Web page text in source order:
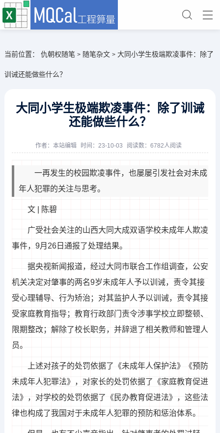
当前位置： 仇朝权随笔 > 随笔杂文 > 大同小学生极端欺凌事件：除了
训诫还能做些什么？
大同小学生极端欺凌事件：除了训诫
还能做些什么？
作者：本站编辑 时间：23-10-03 阅读数：6782人阅读
一再发生的校园欺凌事件，也屡屡引发社会对未成
年人犯罪的关注与思考。
文 | 陈碧
广受社会关注的山西大同大成双语学校未成年人欺凌
事件，9月26日通报了处理结果。
据央视新闻报道，经过大同市联合工作组调查，公安
机关决定对肇事的两名9岁未成年人予以训诫，责令其接
受心理辅导、行为矫治；对其监护人予以训诫，责令其接
受家庭教育指导；教育行政部门责令涉事学校立即整顿、
限期整改；解除了校长职务，并辞退了相关教师和管理人
员。
上述对孩子的处罚依据了《未成年人保护法》《预防
未成年人犯罪法》，对家长的处罚依据了《家庭教育促进
法》，对学校的处罚依据了《民办教育促进法》，这些法
律也构成了我国对于未成年人犯罪的预防和惩治体系。